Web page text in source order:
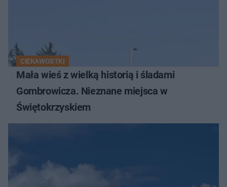
CIEKAWOSTKI
Mała wieś z wielką historią i śladami
Gombrowicza. Nieznane miejsca w
Świętokrzyskiem